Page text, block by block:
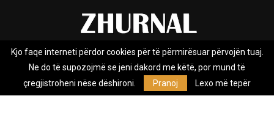
Rreth nesh Impresumi Marketing
Privacy Policy
Zhurnal.mk është Agjenci e Lajmeve e pavarur, e themeluar në vitin
Kjo faqe interneti përdor cookies për të përmirësuar përvojën tuaj.
Ne do të supozojmë se jeni dakord me këtë, por mund të
çregjistroheni nëse dëshironi.
Pranoj Lexo më tepër